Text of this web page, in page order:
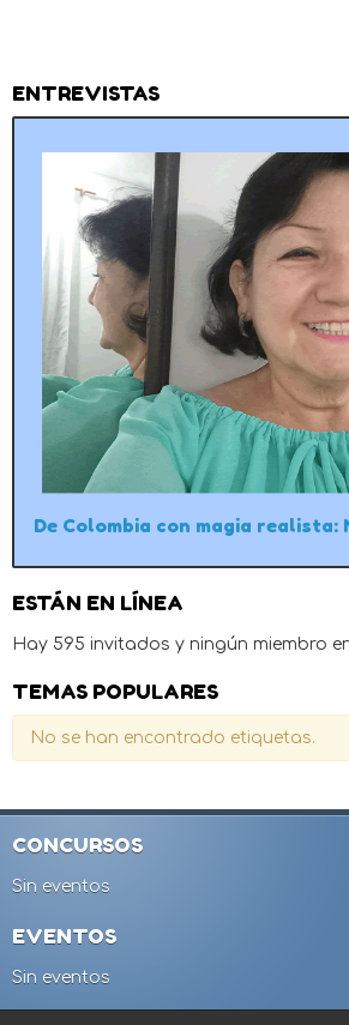
ENTREVISTAS
De Colombia con magia realista:
ESTÁN EN LÍNEA
Hay 595 invitados y ningún miembro
TEMAS POPULARES
No se han encontrado etiquetas.
CONCURSOS
Sin eventos
EVENTOS
Sin eventos